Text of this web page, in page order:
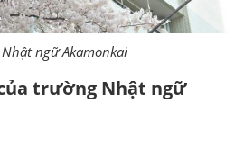
ngữ Akamonkai
trường Nhật ngữ